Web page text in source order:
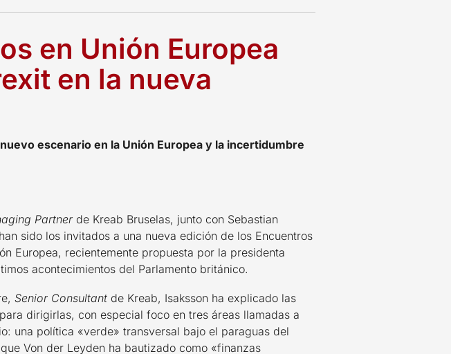
en Unión Europea
en la nueva
escenario en la Unión Europea y la incertidumbre
Partner de Kreab Bruselas, junto con Sebastian
sido los invitados a una nueva edición de los Encuentros
Europea, recientemente propuesta por la presidenta
acontecimientos del Parlamento británico.
Senior Consultant de Kreab, Isaksson ha explicado las
dirigirlas, con especial foco en tres áreas llamadas a
una política «verde» transversal bajo el paraguas del
Von der Leyden ha bautizado como «finanzas